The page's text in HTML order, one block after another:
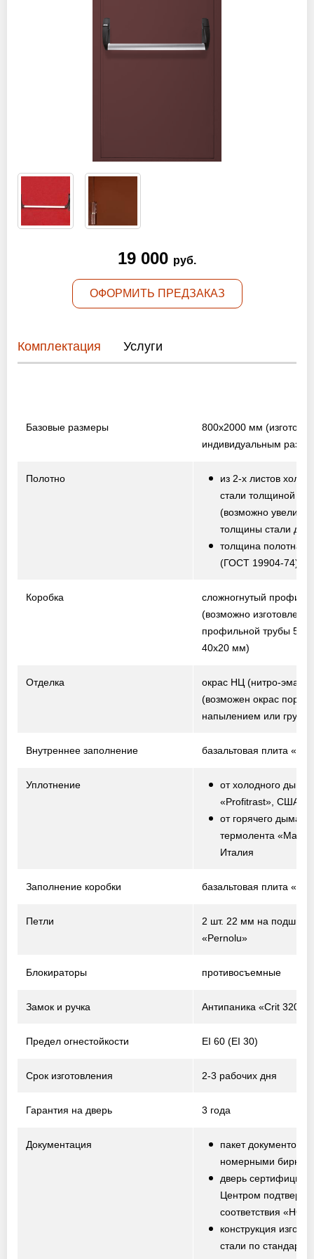
+7 (495) 767-19-79
info@protivopozharnie-dveri.ru
Работаем без выходных!
19 000 руб.
ОФОРМИТЬ ПРЕДЗАКАЗ
Комплектация Услуги
Базовые размеры 800х2000 мм
индивидуальным
Полотно
из 2-х листов
стали толщиной
(возможно
толщины стали до
толщина полотна
(ГОСТ 19904-74)
Коробка
сложногнутый профиль
(возможно
профильной трубы
40х20 мм)
Отделка
окрас НЦ (нитро-эмаль)
(возможен окрас
напылением или
Внутреннее заполнение базальтовая плита
Уплотнение
от холодного дыма
«Profitrast», США
от горячего дыма –
термолента
Италия
Заполнение коробки базальтовая плита
Петли
2 шт. 22 мм на
«Pernolu»
Блокираторы противосъемные
Замок и ручка Антипаника «Crit 320-
Предел огнестойкости EI 60 (EI 30)
Срок изготовления 2-3 рабочих дня
Гарантия на дверь 3 года
Документация
пакет документов с
номерными
дверь
Центром
соответствия
конструкция
стали по